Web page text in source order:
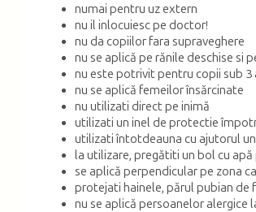
numai pentru uz extern
nu il inlocuiesc pe doctor!
nu da copiilor fara supraveghere
nu se aplică pe rănile deschise si
nu este potrivit pentru copii sub 3
nu se aplică femeilor însărcinate
nu utilizati direct pe inimă
utilizati un inel de protectie
utilizati întotdeauna cu ajutorul
la utilizare, pregătiti un bol cu
se aplică perpendicular pe zona
protejati hainele, părul pubian de
nu se aplică persoanelor alergice